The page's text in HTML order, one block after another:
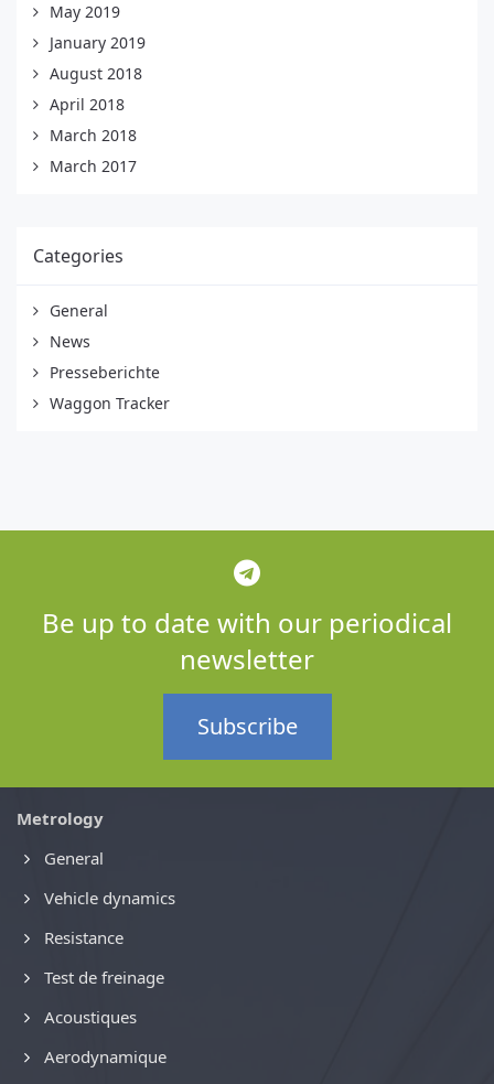
May 2019
January 2019
August 2018
April 2018
March 2018
March 2017
Categories
General
News
Presseberichte
Waggon Tracker
Be up to date with our periodical
newsletter
Subscribe
Metrology
General
Vehicle dynamics
Resistance
Test de freinage
Acoustiques
Aerodynamique